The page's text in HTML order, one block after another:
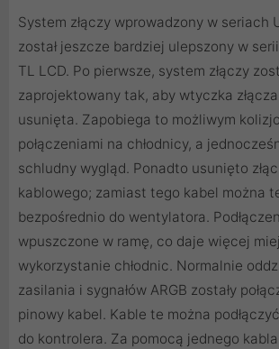
System złączy wprowadzony w seriach
został jeszcze bardziej ulepszony w
TL LCD. Po pierwsze, system złączy
zaprojektowany tak, aby wtyczka
usunięta. Zapobiega to możliwym
połączeniami na chłodnicy, a
schludny wygląd. Ponadto usunięto
kablowego; zamiast tego kabel można
bezpośrednio do wentylatora.
wpuszczone w ramę, co daje więcej
wykorzystanie chłodnic. Normalnie
zasilania i sygnałów ARGB zostały
pinowy kabel. Kable te można
do kontrolera. Za pomocą jednego